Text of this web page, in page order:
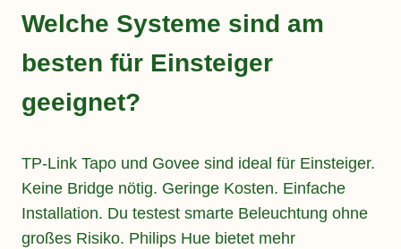
Welche Systeme sind am
besten für Einsteiger
geeignet?
TP-Link Tapo und Govee sind ideal für Einsteiger.
Keine Bridge nötig. Geringe Kosten. Einfache
Installation. Du testest smarte Beleuchtung ohne
großes Risiko. Philips Hue bietet mehr